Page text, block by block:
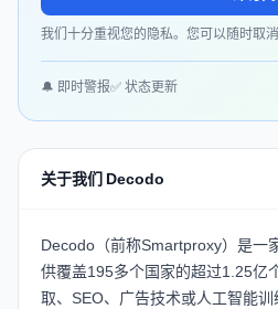
我们十分重视您的隐私。您可以随时取消
🔔 即时警报✅ 状态更新
关于我们 Decodo
Decodo（前称Smartproxy）是一
供覆盖195多个国家的超过1.25亿
取、SEO、广告技术或人工智能